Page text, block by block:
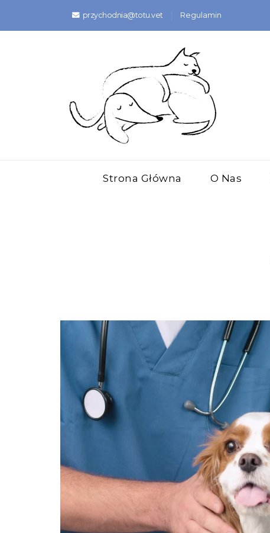
przychodnia@totu.vet Regulamin
Strona Główna O Nas